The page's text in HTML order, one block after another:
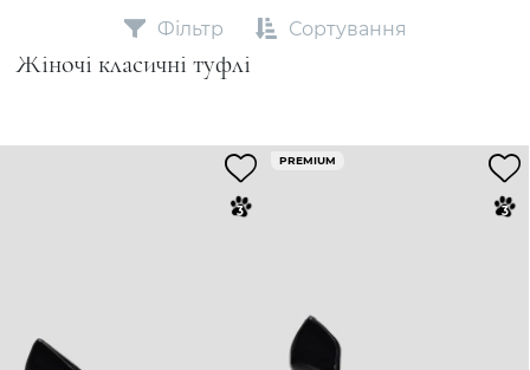
Жіночі класичні туфлі
Фільтр Сортування
PREMIUM